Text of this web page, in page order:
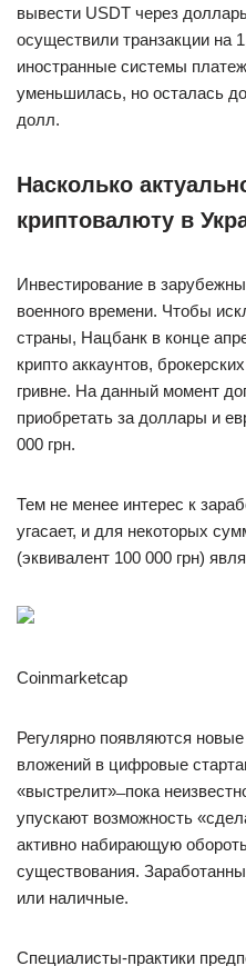
вывести USDT через
осуществили транзакции на
иностранные системы
уменьшилась, но осталась
долл.
Насколько
криптовалюту в
Инвестирование в
военного времени. Чтобы
страны, Нацбанк в конце
крипто аккаунтов,
гривне. На данный момент
приобретать за доллары и
000 грн.
Тем не менее интерес к
угасает, и для некоторых
(эквивалент 100 000 грн)
Coinmarketcap
Регулярно появляются
вложений в цифровые
«выстрелит» ̶ пока
упускают возможность
активно набирающую
существования.
или наличные.
Специалисты-практики